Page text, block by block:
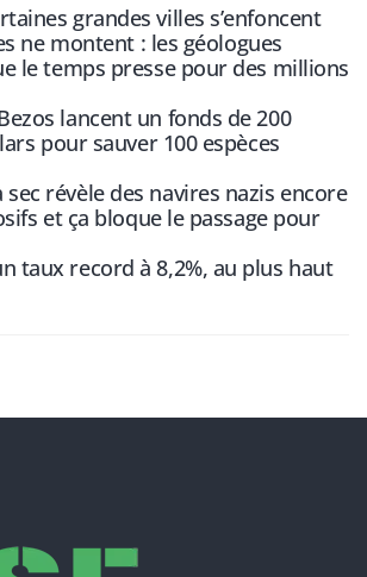
grandes villes s’enfoncent
ne montent : les géologues
le temps presse pour des millions
lancent un fonds de 200
pour sauver 100 espèces
sec révèle des navires nazis encore
et ça bloque le passage pour
taux record à 8,2%, au plus haut